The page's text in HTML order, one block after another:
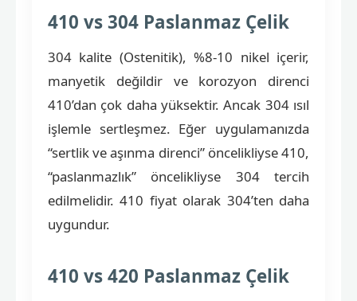
410 vs 304 Paslanmaz Çelik
304 kalite (Ostenitik), %8-10 nikel içerir,
manyetik değildir ve korozyon direnci
410’dan çok daha yüksektir. Ancak 304 ısıl
işlemle sertleşmez. Eğer uygulamanızda
“sertlik ve aşınma direnci” öncelikliyse 410,
“paslanmazlık” öncelikliyse 304 tercih
edilmelidir. 410 fiyat olarak 304’ten daha
uygundur.
410 vs 420 Paslanmaz Çelik